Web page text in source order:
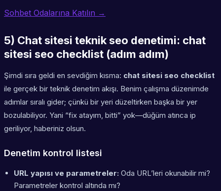
Sohbet Odalarına Katılın →
5) Chat sitesi teknik seo denetimi: chat
sitesi seo checklist (adım adım)
Şimdi sıra geldi en sevdiğim kısma: chat sitesi seo checklist
ile gerçek bir teknik denetim akışı. Benim çalışma düzenimde
adımlar sıralı gider; çünkü bir yeri düzeltirken başka bir yer
bozulabiliyor. Yani “fix atayım, bitti” yok—düğüm atınca ip
geriliyor, haberiniz olsun.
Denetim kontrol listesi
URL yapısı ve parametreler: Oda URL’leri okunabilir mi?
Parametreler kontrol altında mı?